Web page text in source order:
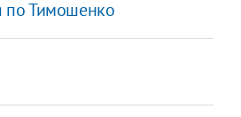
по Тимошенко